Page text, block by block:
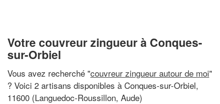
Votre couvreur zingueur à Conques-
sur-Orbiel
Vous avez recherché "couvreur zingueur autour de moi"
? Voici 2 artisans disponibles à Conques-sur-Orbiel,
11600 (Languedoc-Roussillon, Aude)